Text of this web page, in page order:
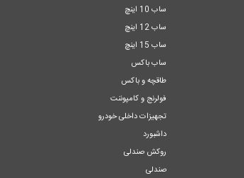
ساب 10 اینچ
ساب 12 اینچ
ساب 15 اینچ
ساب باکس
طاقچه و باکس
فولرنج و کامپوننت
تجهیزات داخلی خودرو
داشبورد
روکش صندلی
صندلی